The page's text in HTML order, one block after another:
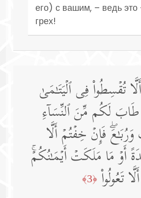
его) с вашим, – ведь это
грех!
تُقۡسِطُوا۟ فِی ٱلۡیَتَـٰمَىٰ
طَابَ لَكُم مِّنَ ٱلنِّسَاۤءِ
فَإِنۡ خِفۡتُمۡ أَلَّا
أَوۡ مَا مَلَكَتۡ أَیۡمَـٰنُكُمۡۚ
تَعُولُوا۟ ﴿3﴾